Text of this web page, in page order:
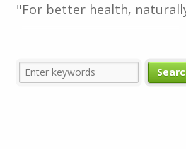
"For better health,